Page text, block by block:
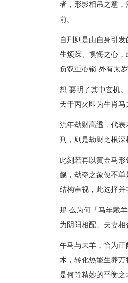
者，形影相吊之意
前。
自刑则是由自身引
生烦躁、懊悔之心
负双重心锁-外有太
想 要明了其中玄机
天干丙火即为生肖马
流年劫财高透，代
刑，则是劫财之根深
此刻若再以黄金马
觎，劫夺之象便不
结构审视，此选择并
那 么为何「马年戴
为阴阳相配、夫妻相
午马与未羊，恰为
木，转化热能生养
是何等精妙的平衡之